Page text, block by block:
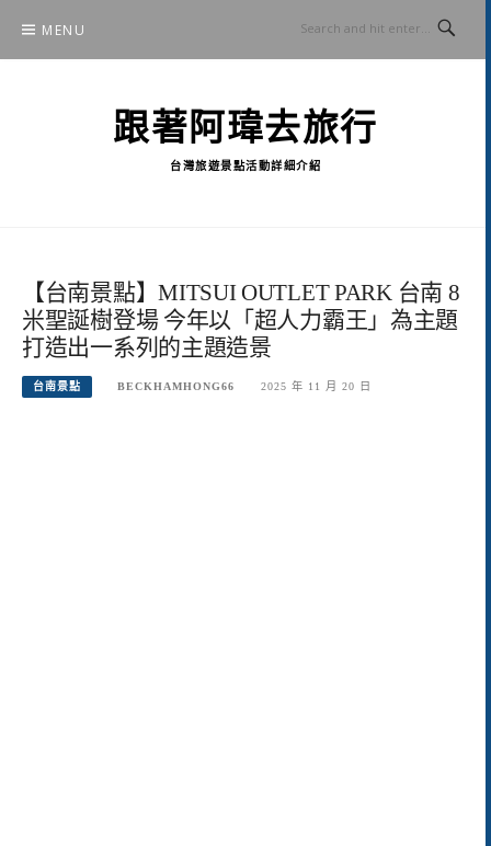
content
MENU
跟著阿瑋去旅行
台灣旅遊景點活動詳細介紹
【台南景點】MITSUI OUTLET PARK 台南 8
米聖誕樹登場 今年以「超人力霸王」為主題
打造出一系列的主題造景
台南景點 BECKHAMHONG66 2025 年 11 月 20 日